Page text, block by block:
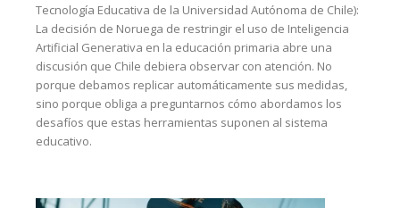
Tecnología Educativa de la Universidad Autónoma de Chile):
La decisión de Noruega de restringir el uso de Inteligencia
Artificial Generativa en la educación primaria abre una
discusión que Chile debiera observar con atención. No
porque debamos replicar automáticamente sus medidas,
sino porque obliga a preguntarnos cómo abordamos los
desafíos que estas herramientas suponen al sistema
educativo.